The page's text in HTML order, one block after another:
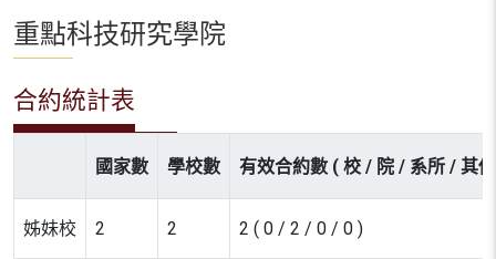
重點科技研究學院
合約統計表
國家數 學校數 有效合約數 ( 校 / 院 / 系所 / 其
姊妹校 2 2 2 ( 0 / 2 / 0 / 0 )